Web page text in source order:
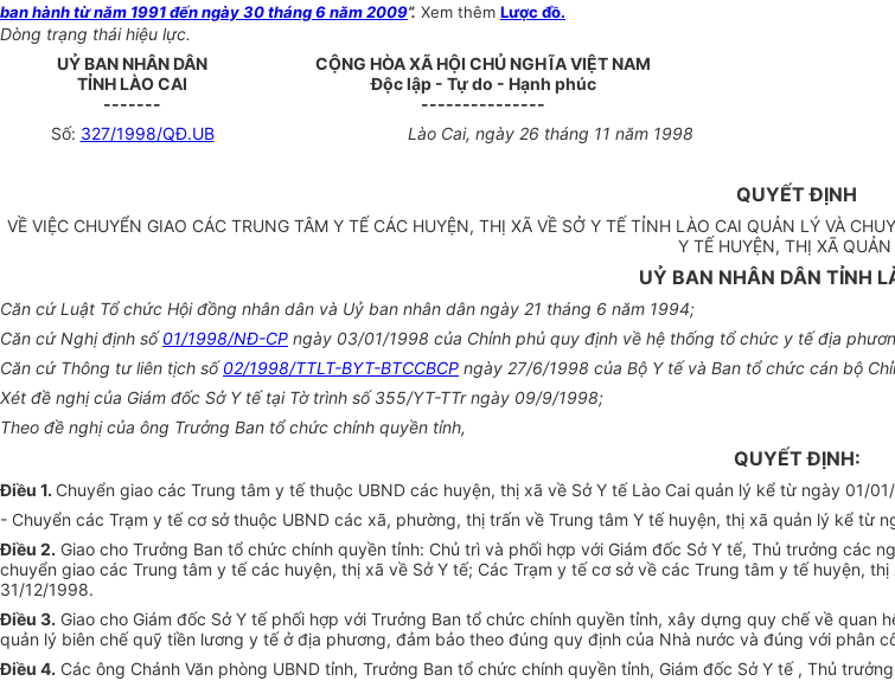
ban hành từ năm 1991 đến ngày 30 tháng 6 năm 2009”. Xem thêm Lược đồ.
Dòng trạng thái hiệu lực.
UỶ BAN NHÂN DÂN
TỈNH LÀO CAI
-------
CỘNG HÒA XÃ HỘI CHỦ NGHĨA VIỆT NAM
Độc lập - Tự do - Hạnh phúc
---------------
Số: 327/1998/QĐ.UB Lào Cai, ngày 26 tháng 11 năm 1998
QUYẾT ĐỊNH
VỀ VIỆC CHUYỂN GIAO CÁC TRUNG TÂM Y TẾ CÁC HUYỆN, THỊ XÃ VỀ SỞ Y TẾ TỈNH LÀO CAI QUẢN LÝ VÀ
Y TẾ HUYỆN, THỊ XÃ QUẢN
UỶ BAN NHÂN DÂN TỈNH
Căn cứ Luật Tổ chức Hội đồng nhân dân và Uỷ ban nhân dân ngày 21 tháng 6 năm 1994;
Căn cứ Nghị định số01/1998/NĐ-CP ngày 03/01/1998 của Chỉnh phủ quy định về hệ thống tổ chức y tế địa
Căn cứ Thông tư liên tịch số02/1998/TTLT-BYT-BTCCBCP ngày 27/6/1998 của Bộ Y tế và Ban tổ chức cán bộ
Xét đề nghị của Giám đốc Sở Y tế tại Tờ trình số 355/YT-TTr ngày 09/9/1998;
Theo đề nghị của ông Trưởng Ban tổ chức chính quyền tỉnh,
QUYẾT ĐỊNH:
Điều 1. Chuyển giao các Trung tâm y tế thuộc UBND các huyện, thị xã về Sở Y tế Lào Cai quản lý kể từ ngày 01/
- Chuyển các Trạm y tế cơ sở thuộc UBND các xã, phường, thị trấn về Trung tâm Y tế huyện, thị xã quản lý kể từ
Điều 2. Giao cho Trưởng Ban tổ chức chính quyền tỉnh: Chủ trì và phối hợp với Giám đốc Sở Y tế, Thủ trưởng các
chuyển giao các Trung tâm y tế các huyện, thị xã về Sở Y tế; Các Trạm y tế cơ sở về các Trung tâm y tế huyện,
31/12/1998.
Điều 3. Giao cho Giám đốc Sở Y tế phối hợp với Trưởng Ban tổ chức chính quyền tỉnh, xây dựng quy chế về
quản lý biên chế quỹ tiền lương y tế ở địa phương, đảm bảo theo đúng quy định của Nhà nước và đúng với phân
Điều 4. Các ông Chánh Văn phòng UBND tỉnh, Trưởng Ban tổ chức chính quyền tỉnh, Giám đốc Sở Y tế , Thủ